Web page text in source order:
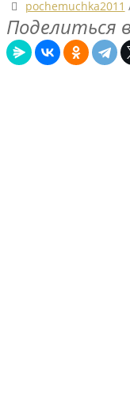
pochemuchka2011
Поделиться